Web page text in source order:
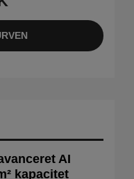
AI
kapacitet